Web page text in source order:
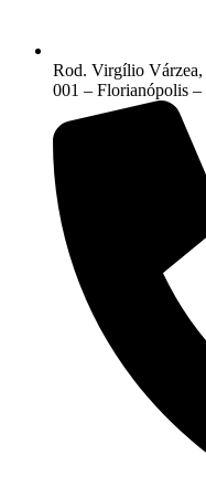
Rod. Virgílio Várzea,
001 – Florianópolis –